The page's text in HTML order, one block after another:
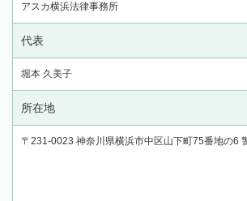
アスカ横浜法律事務所
代表
堀本 久美子
所在地
〒231-0023 神奈川県横浜市中区山下町75番地の6